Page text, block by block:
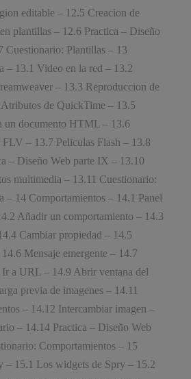
editable – 12.5 Creacion de
plantillas – 12.6 Practica – Diseño
Cuestionario: Plantillas – 13
– 13.1 Video en la red – 13.2
– 13.3 Reproduccion de
de QuickTime – 13.5
un documento HTML – 13.6
– 13.7 Peliculas Flash – 13.8
– Diseño Web parte IX – 13.10
multimedia – 13.11 Cuestionario:
– 14 Comportamientos – 14.1 Panel
Añadir un comportamiento – 14.3
Cambiar propiedad – 14.5
Mensaje emergente – 14.7
Ir a URL – 14.9 Abrir ventana del
previa de imagenes – 14.11
– 14.12 Intercambiar imagen –
– 14.14 Practica – Diseño Web
Comportamientos – 15
– 15.1 Los widgets de Spry – 15.2